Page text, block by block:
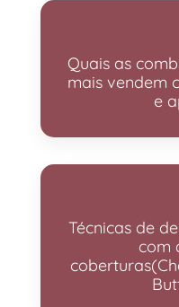
Quais as
mais vendem
e
Técnicas de
com